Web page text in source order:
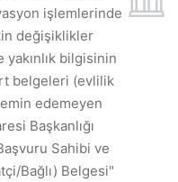
işlemlerinde
değişiklikler
yakınlık bilgisinin
belgeleri (evlilik
edemeyen
Başkanlığı
Sahibi ve
Bağlı) Belgesi"